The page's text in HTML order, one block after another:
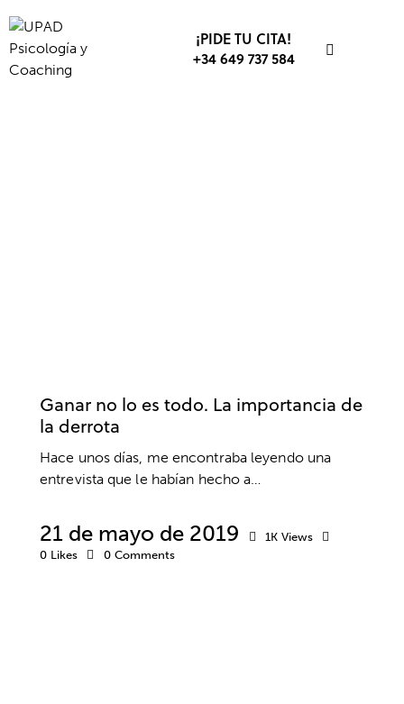
¡PIDE TU CITA!
+34 649 737 584
Ganar no lo es todo. La importancia de
la derrota
Hace unos días, me encontraba leyendo una
entrevista que le habían hecho a…
21 de mayo de 2019 1K Views
0 Likes 0 Comments